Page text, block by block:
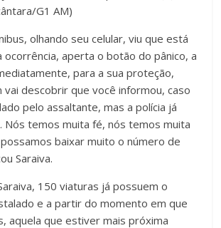
G1 AM)
olhando seu celular, viu que está
ocorrência, aperta o botão do pânico, a
para a sua proteção,
vai descobrir que você informou, caso
pelo assaltante, mas a polícia já
Nós temos muita fé, nós temos muita
baixar muito o número de
Saraiva.
150 viaturas já possuem o
e a partir do momento em que
aquela que estiver mais próxima